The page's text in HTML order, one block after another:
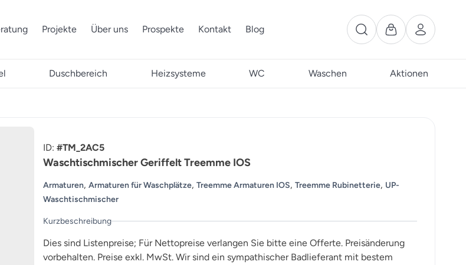
Projekte Über uns Prospekte Kontakt Blog
Duschbereich Heizsysteme WC Waschen Aktionen
ID: #TM_2AC5
Waschtischmischer Geriffelt Treemme IOS
Armaturen, Armaturen für Waschplätze, Treemme Armaturen IOS, Treemme Rubinetterie, UP-
Waschtischmischer
Kurzbeschreibung
Dies sind Listenpreise; Für Nettopreise verlangen Sie bitte eine Offerte. Preisänderung
vorbehalten. Preise exkl. MwSt. Wir sind ein sympathischer Badlieferant mit bestem